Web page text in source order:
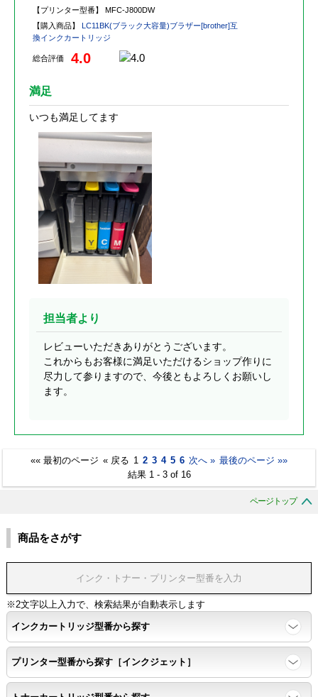
【プリンター型番】 MFC-J800DW
【購入商品】 LC11BK(ブラック大容量)ブラザー[brother]互
換インクカートリッジ
総合評価 4.0
満足
いつも満足してます
担当者より
レビューいただきありがとうございます。
これからもお客様に満足いただけるショップ作りに
尽力して参りますので、今後ともよろしくお願いし
ます。
«« 最初のページ « 戻る 1 2 3 4 5 6 次へ » 最後のページ »»
結果 1 - 3 of 16
ページトップ
商品をさがす
※2文字以上入力で、検索結果が自動表示します
インクカートリッジ型番から探す
プリンター型番から探す［インクジェット］